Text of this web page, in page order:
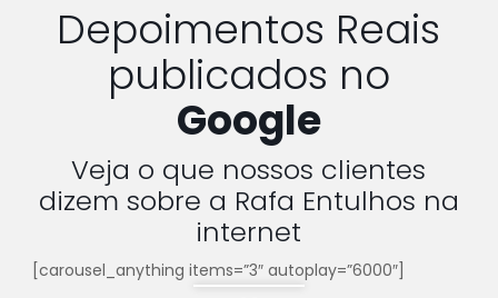
Depoimentos Reais
publicados no
Google
Veja o que nossos clientes
dizem sobre a Rafa Entulhos na
internet
[carousel_anything items=”3″ autoplay=”6000″]